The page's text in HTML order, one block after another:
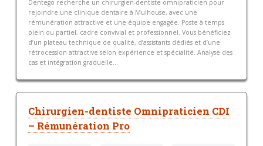
Dentego recherche un chirurgien-dentiste omnipraticien pour
rejoindre une clinique dentaire à Mulhouse, avec une
rémunération attractive et une équipe engagée. Poste à temps
plein ou partiel, cadre convivial et professionnel. Vous bénéficiez
d’un plateau technique de qualité, d’assistants dédiés et d’une
rétrocession attractive selon expérience et spécialité. Analyse des
cas et intégration graduelle...
Chirurgien-dentiste Omnipraticien CDI
– Rémunération Pro